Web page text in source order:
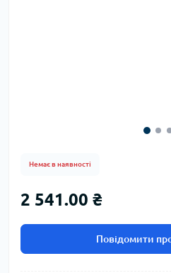
Немає в наявності
2 541.00 ₴
Повідомити